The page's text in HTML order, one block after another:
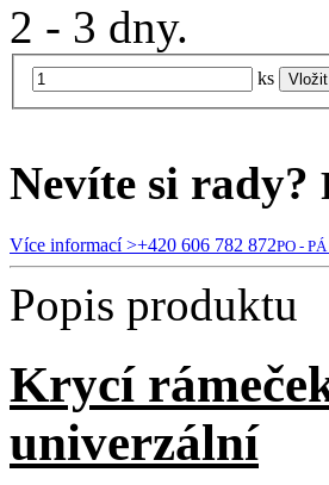
2 - 3 dny.
ks
Nevíte si rady?
Více informací >+420 606 782 872PO -
Popis produktu
Krycí
univerzální